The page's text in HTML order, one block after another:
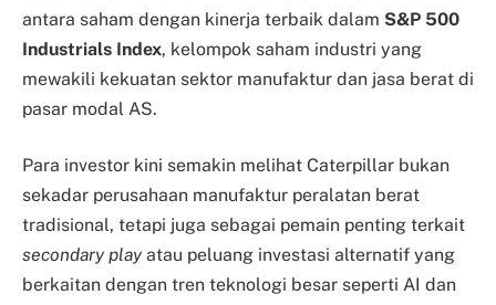
antara saham dengan kinerja terbaik dalam S&P 500
Industrials Index, kelompok saham industri yang
mewakili kekuatan sektor manufaktur dan jasa berat di
pasar modal AS.
Para investor kini semakin melihat Caterpillar bukan
sekadar perusahaan manufaktur peralatan berat
tradisional, tetapi juga sebagai pemain penting terkait
secondary play atau peluang investasi alternatif yang
berkaitan dengan tren teknologi besar seperti AI dan